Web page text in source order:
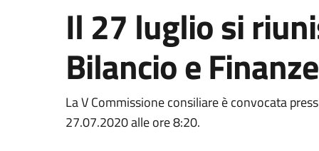
Il 27 luglio si
Bilancio e Finanze
Dettagli della notizia
La V Commissione consiliare è convocata
27.07.2020 alle ore 8:20.